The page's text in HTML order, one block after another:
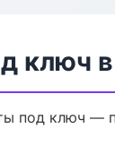
ключ
под ключ —